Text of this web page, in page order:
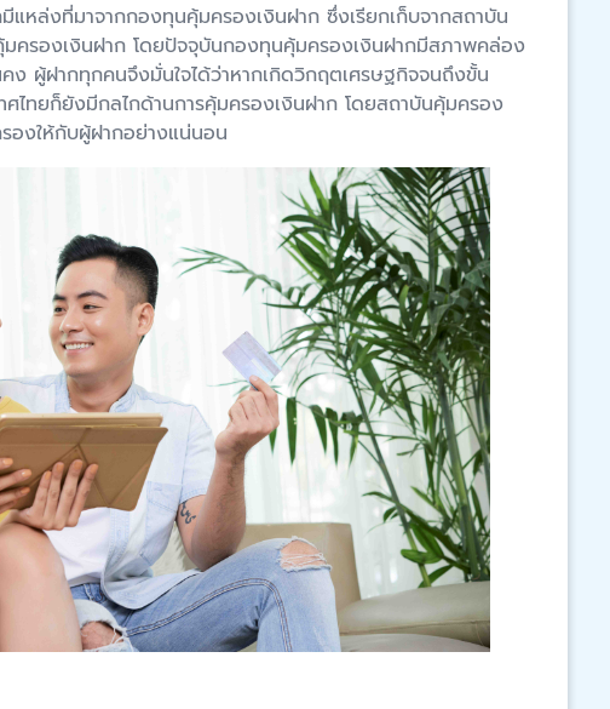
แหล่งที่มาจากกองทุนคุ้มครองเงินฝาก ซึ่งเรียกเก็บจากสถาบัน
ครองเงินฝาก โดยปัจจุบันกองทุนคุ้มครองเงินฝากมีสภาพคล่อง
ง ผู้ฝากทุกคนจึงมั่นใจได้ว่าหากเกิดวิกฤตเศรษฐกิจจนถึงขั้น
ไทยก็ยังมีกลไกด้านการคุ้มครองเงินฝาก โดยสถาบันคุ้มครอง
องให้กับผู้ฝากอย่างแน่นอน